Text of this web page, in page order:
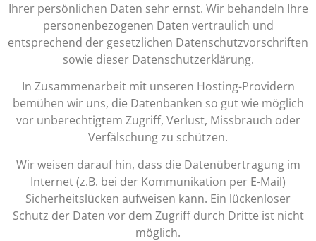
Ihrer persönlichen Daten sehr ernst. Wir behandeln Ihre
personenbezogenen Daten vertraulich und
entsprechend der gesetzlichen Datenschutzvorschriften
sowie dieser Datenschutzerklärung.
In Zusammenarbeit mit unseren Hosting-Providern
bemühen wir uns, die Datenbanken so gut wie möglich
vor unberechtigtem Zugriff, Verlust, Missbrauch oder
Verfälschung zu schützen.
Wir weisen darauf hin, dass die Datenübertragung im
Internet (z.B. bei der Kommunikation per E-Mail)
Sicherheitslücken aufweisen kann. Ein lückenloser
Schutz der Daten vor dem Zugriff durch Dritte ist nicht
möglich.